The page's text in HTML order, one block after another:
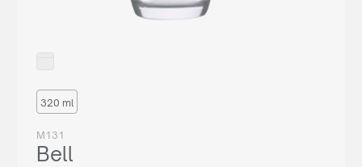
320 ml
M131
Bell